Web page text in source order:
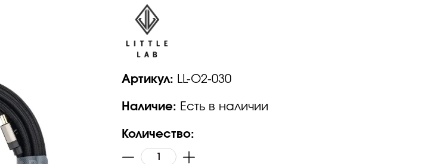
Артикул: LL-O2-030
Наличие: Есть в наличии
Количество: